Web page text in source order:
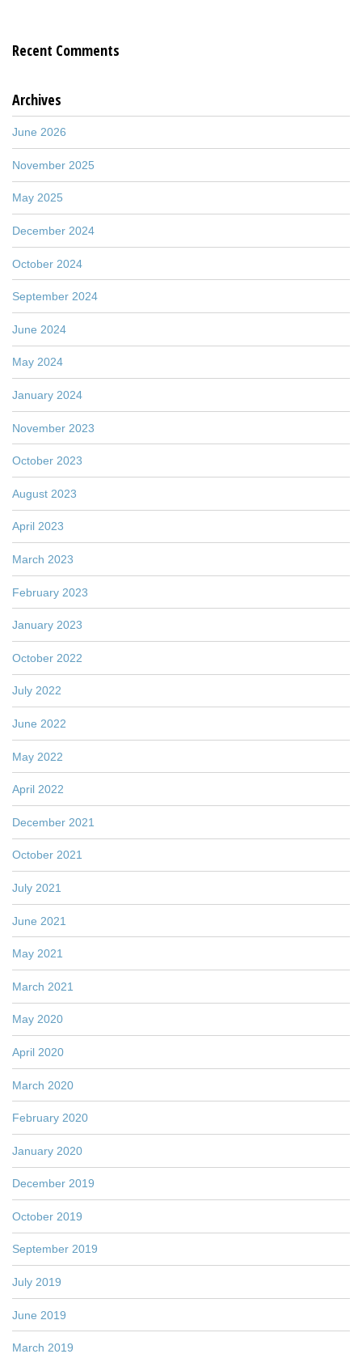
Recent Comments
Archives
June 2026
November 2025
May 2025
December 2024
October 2024
September 2024
June 2024
May 2024
January 2024
November 2023
October 2023
August 2023
April 2023
March 2023
February 2023
January 2023
October 2022
July 2022
June 2022
May 2022
April 2022
December 2021
October 2021
July 2021
June 2021
May 2021
March 2021
May 2020
April 2020
March 2020
February 2020
January 2020
December 2019
October 2019
September 2019
July 2019
June 2019
March 2019